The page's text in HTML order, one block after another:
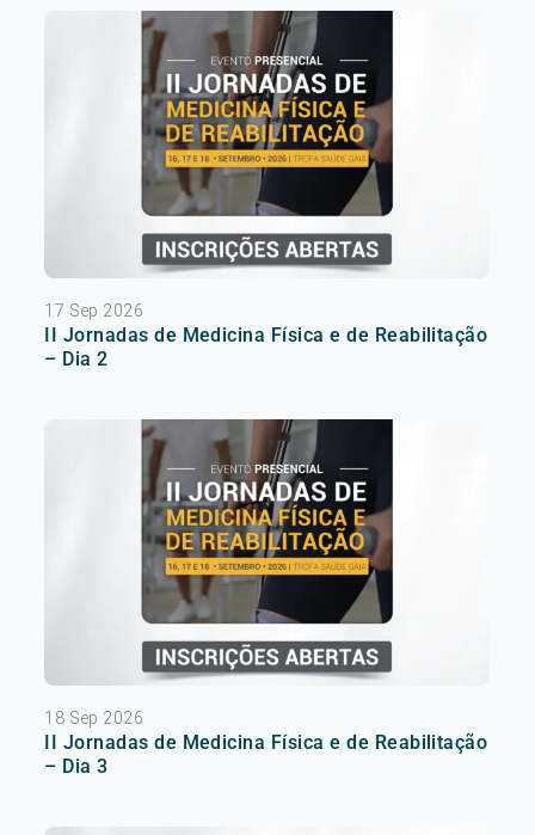
17 Sep 2026
II Jornadas de Medicina Física e de Reabilitação
– Dia 2
18 Sep 2026
II Jornadas de Medicina Física e de Reabilitação
– Dia 3